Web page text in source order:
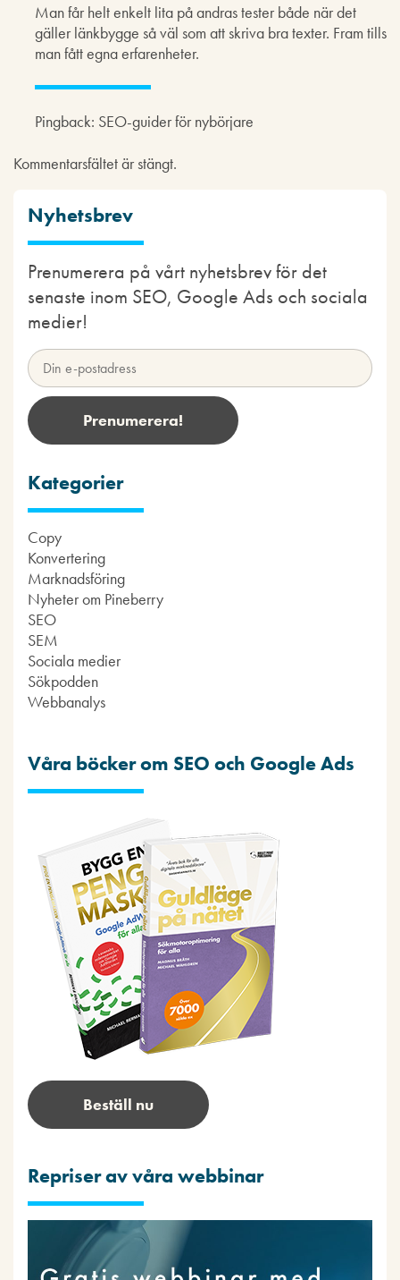
Man får helt enkelt lita på andras tester både när det
gäller länkbygge så väl som att skriva bra texter. Fram tills
man fått egna erfarenheter.
Pingback: SEO-guider för nybörjare
Kommentarsfältet är stängt.
Nyhetsbrev
Prenumerera på vårt nyhetsbrev för det
senaste inom SEO, Google Ads och sociala
medier!
Kategorier
Copy
Konvertering
Marknadsföring
Nyheter om Pineberry
SEO
SEM
Sociala medier
Sökpodden
Webbanalys
Våra böcker om SEO och Google Ads
Beställ nu
Repriser av våra webbinar